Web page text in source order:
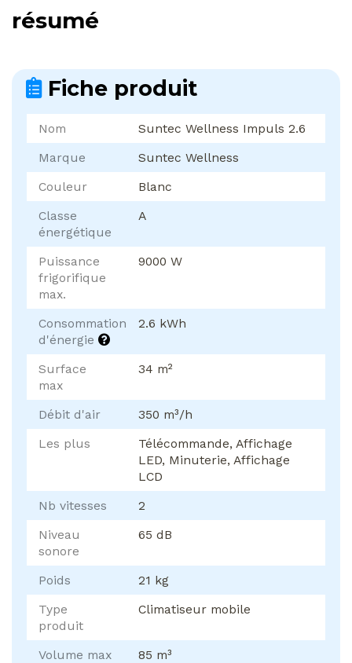
résumé
Fiche produit
Nom
Suntec Wellness Impuls 2.6
Marque
Suntec Wellness
Couleur
Blanc
Classe
énergétique
A
Puissance
frigorifique
max.
9000 W
Consommation
d'énergie
2.6 kWh
Surface
max
34 m²
Débit d'air
350 m³/h
Les plus
Télécommande, Affichage
LED, Minuterie, Affichage
LCD
Nb vitesses
2
Niveau
sonore
65 dB
Poids
21 kg
Type
produit
Climatiseur mobile
Volume max
85 m³